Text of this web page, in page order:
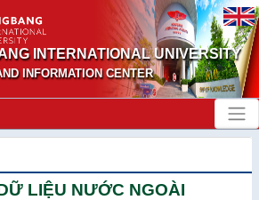
INTERNATIONAL UNIVERSITY
INFORMATION CENTER
LIỆU NƯỚC NGOÀI